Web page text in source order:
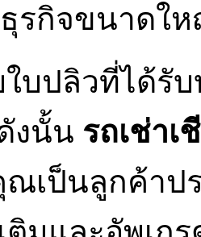
ธุรกิจขนาดใ
ใบปลิวที่ได้รั
งนั้น รถเช่าเ
เป็นลูกค้าป